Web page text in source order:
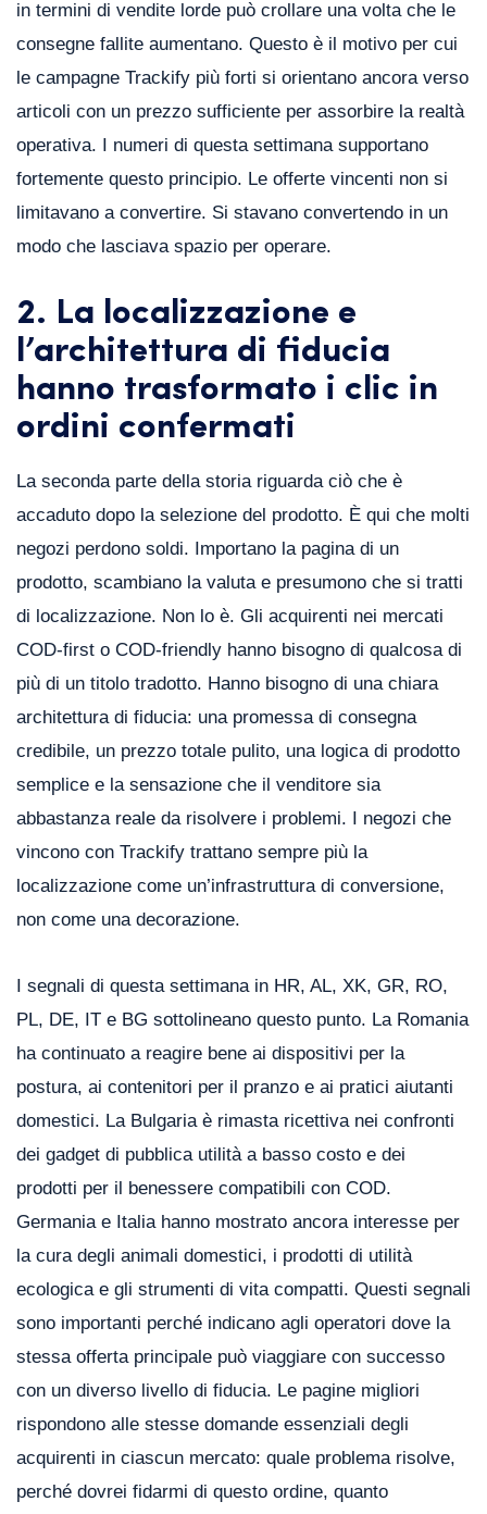
in termini di vendite lorde può crollare una volta che le
consegne fallite aumentano. Questo è il motivo per cui
le campagne Trackify più forti si orientano ancora verso
articoli con un prezzo sufficiente per assorbire la realtà
operativa. I numeri di questa settimana supportano
fortemente questo principio. Le offerte vincenti non si
limitavano a convertire. Si stavano convertendo in un
modo che lasciava spazio per operare.
2. La localizzazione e
l’architettura di fiducia
hanno trasformato i clic in
ordini confermati
La seconda parte della storia riguarda ciò che è
accaduto dopo la selezione del prodotto. È qui che molti
negozi perdono soldi. Importano la pagina di un
prodotto, scambiano la valuta e presumono che si tratti
di localizzazione. Non lo è. Gli acquirenti nei mercati
COD-first o COD-friendly hanno bisogno di qualcosa di
più di un titolo tradotto. Hanno bisogno di una chiara
architettura di fiducia: una promessa di consegna
credibile, un prezzo totale pulito, una logica di prodotto
semplice e la sensazione che il venditore sia
abbastanza reale da risolvere i problemi. I negozi che
vincono con Trackify trattano sempre più la
localizzazione come un’infrastruttura di conversione,
non come una decorazione.
I segnali di questa settimana in HR, AL, XK, GR, RO,
PL, DE, IT e BG sottolineano questo punto. La Romania
ha continuato a reagire bene ai dispositivi per la
postura, ai contenitori per il pranzo e ai pratici aiutanti
domestici. La Bulgaria è rimasta ricettiva nei confronti
dei gadget di pubblica utilità a basso costo e dei
prodotti per il benessere compatibili con COD.
Germania e Italia hanno mostrato ancora interesse per
la cura degli animali domestici, i prodotti di utilità
ecologica e gli strumenti di vita compatti. Questi segnali
sono importanti perché indicano agli operatori dove la
stessa offerta principale può viaggiare con successo
con un diverso livello di fiducia. Le pagine migliori
rispondono alle stesse domande essenziali degli
acquirenti in ciascun mercato: quale problema risolve,
perché dovrei fidarmi di questo ordine, quanto